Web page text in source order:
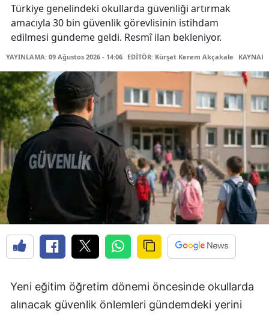
Türkiye genelindeki okullarda güvenliği artırmak
amacıyla 30 bin güvenlik görevlisinin istihdam
edilmesi gündeme geldi. Resmî ilan bekleniyor.
YAYINLAMA: 09 Ağustos 2026 - 14:06 EDİTÖR: Kürşat Kerem Akçakale KAYNAK:
Yeni eğitim öğretim dönemi öncesinde okullarda
alınacak güvenlik önlemleri gündemdeki yerini